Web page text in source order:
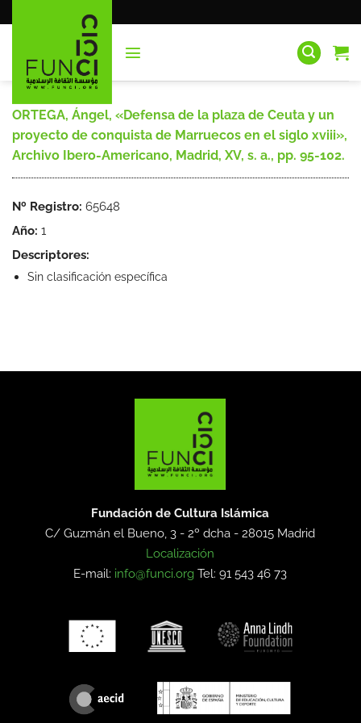
al
ORTEGA, Ángel, «Defensa de la plaza de Ceuta y un
proyecto de conquista de Marruecos en el siglo xviii»,
Archivo Ibero-Americano, Madrid, XV, s. a., pp. 95-102.
Nº Registro: 65648
Año: 1
Descriptores:
Sin clasificación específica
Fundación de Cultura Islámica
C/ Guzmán el Bueno, 3 - 2º dcha -28015 Madrid
Localización
E-mail: info@funci.org Tel: 91 543 46 73